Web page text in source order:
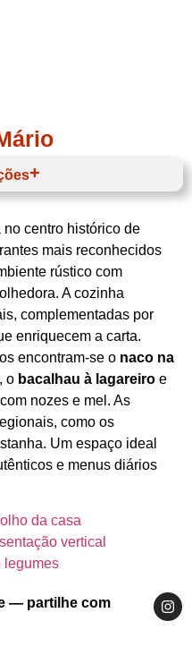
centro histórico de
mais reconhecidos
rústico com
A cozinha
complementadas por
enriquecem a carta.
encontram‑se o naco na
, o bacalhau à lagareiro e
com nozes e mel. As
como os
Um espaço ideal
e menus diários
da casa
vertical
legumes
— partilhe com